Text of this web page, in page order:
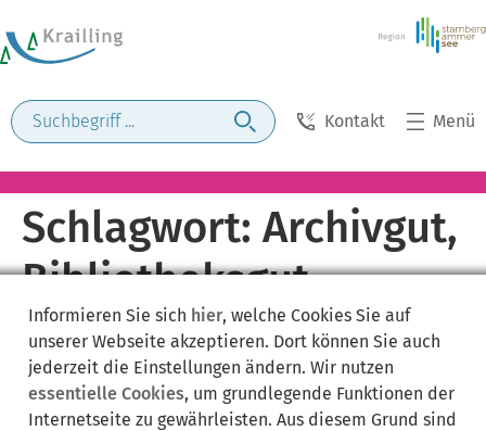
Kontakt Menü
Schlagwort: Archivgut,
Bibliotheksgut,
archäologische
Gegenstände
Informieren Sie sich hier, welche Cookies Sie auf
unserer Webseite akzeptieren. Dort können Sie auch
jederzeit die Einstellungen ändern. Wir nutzen
essentielle Cookies, um grundlegende Funktionen der
Internetseite zu gewährleisten. Aus diesem Grund sind